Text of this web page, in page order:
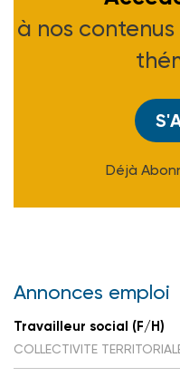
à nos
Déjà
Annonces emploi
Travailleur social (F/H)
COLLECTIVITE